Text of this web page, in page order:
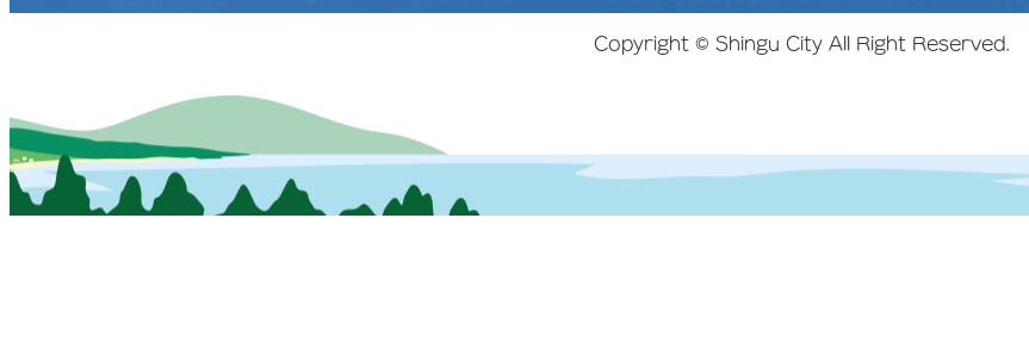
Copyright © Shingu City All Right Reserved.